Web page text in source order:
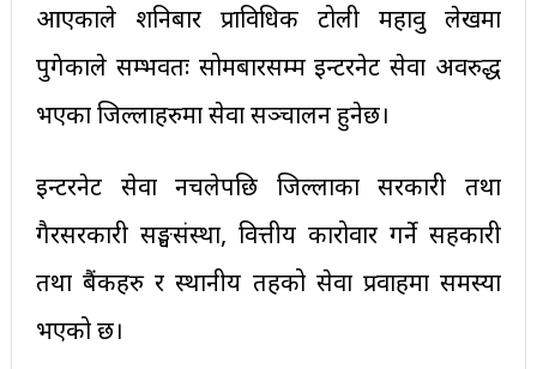
आएकाले शनिबार प्राविधिक टोली महावु लेखमा
पुगेकाले सम्भवतः सोमबारसम्म इन्टरनेट सेवा अवरुद्ध
भएका जिल्लाहरुमा सेवा सञ्चालन हुनेछ।
इन्टरनेट सेवा नचलेपछि जिल्लाका सरकारी तथा
गैरसरकारी सङ्घसंस्था, वित्तीय कारोवार गर्ने सहकारी
तथा बैंकहरु र स्थानीय तहको सेवा प्रवाहमा समस्या
भएको छ।